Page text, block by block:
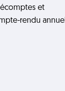
et
rendu annuel